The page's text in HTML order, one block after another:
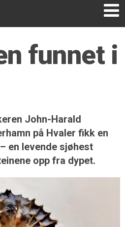
funnet i
John-Harald
på Hvaler fikk en
en levende sjøhest
opp fra dypet.